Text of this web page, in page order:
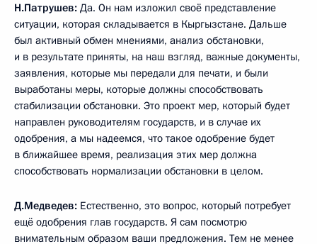
Н.Патрушев: Да. Он нам изложил своё представление
ситуации, которая складывается в Кыргызстане. Дальше
был активный обмен мнениями, анализ обстановки,
и в результате приняты, на наш взгляд, важные документы,
заявления, которые мы передали для печати, и были
выработаны меры, которые должны способствовать
стабилизации обстановки. Это проект мер, который будет
направлен руководителям государств, и в случае их
одобрения, а мы надеемся, что такое одобрение будет
в ближайшее время, реализация этих мер должна
способствовать нормализации обстановки в целом.
Д.Медведев: Естественно, это вопрос, который потребует
ещё одобрения глав государств. Я сам посмотрю
внимательным образом ваши предложения. Тем не менее